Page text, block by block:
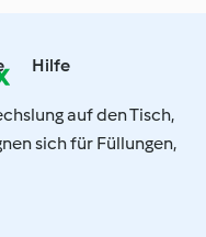
Hilfe
auf den Tisch,
sich für Füllungen,